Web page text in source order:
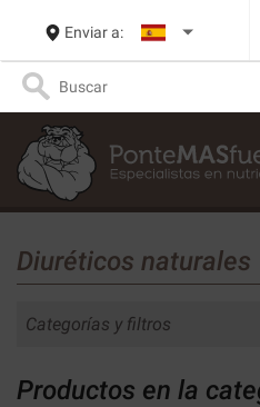
Enviar a:
Diuréticos naturales
Categorías y filtros
Productos en la